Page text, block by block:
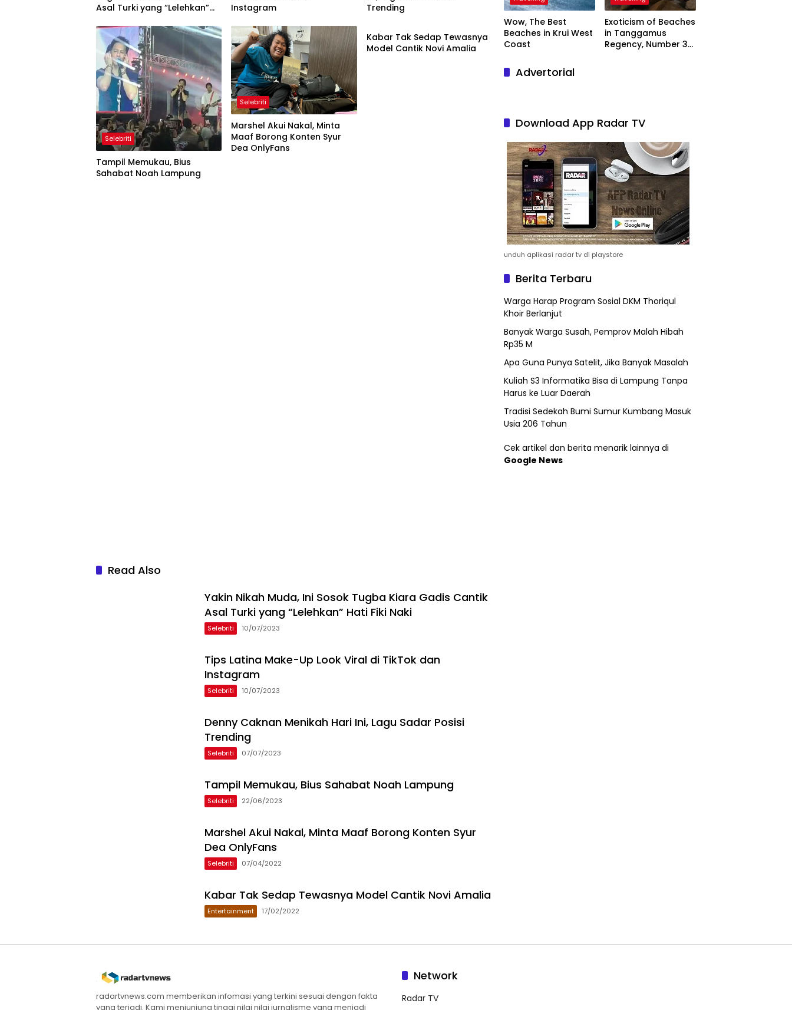
Asal Turki yang “Lelehkan”
Instagram
Trending
Selebriti
Tampil Memukau, Bius
Sahabat Noah Lampung
Selebriti
Marshel Akui Nakal, Minta
Maaf Borong Konten Syur
Entertainment
Kabar Tak Sedap Tewasnya
Model Cantik Novi Amalia
Read Also
Yakin Nikah Muda, Ini Sosok Tugba Kiara Gadis Cantik
Asal Turki yang “Lelehkan” Hati Fiki Naki
Selebriti 10/07/2023
Tips Latina Make-Up Look Viral di TikTok dan
Instagram
Selebriti 10/07/2023
Denny Caknan Menikah Hari Ini, Lagu Sadar Posisi
Trending
Selebriti 07/07/2023
Tampil Memukau, Bius Sahabat Noah Lampung
Selebriti 22/06/2023
Marshel Akui Nakal, Minta Maaf Borong Konten Syur
Dea OnlyFans
Selebriti 07/04/2022
Kabar Tak Sedap Tewasnya Model Cantik Novi Amalia
Entertainment 17/02/2022
Wow, The Best
Beaches in Krui West
Coast
Exoticism of Beaches
in Tanggamus
Regency, Number 3
Advertorial
Download App Radar TV
unduh aplikasi radar tv di playstore
Berita Terbaru
Warga Harap Program Sosial DKM Thoriqul
Khoir Berlanjut
Banyak Warga Susah, Pemprov Malah Hibah
Rp35 M
Apa Guna Punya Satelit, Jika Banyak Masalah
Kuliah S3 Informatika Bisa di Lampung Tanpa
Harus ke Luar Daerah
Tradisi Sedekah Bumi Sumur Kumbang Masuk
Usia 206 Tahun
Cek artikel dan berita menarik lainnya di
Google News
radartvnews.com memberikan infomasi yang terkini sesuai dengan fakta
yang terjadi. Kami menjunjung tinggi nilai nilai jurnalisme yang menjadi
Network
Radar TV